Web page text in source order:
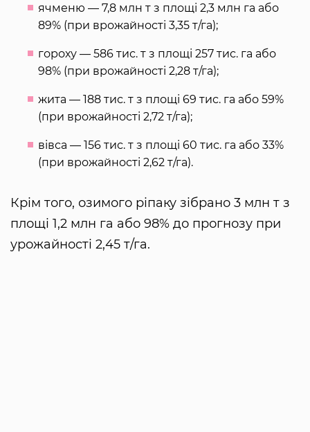
ячменю — 7,8 млн т з площі 2,3 млн га або
89% (при врожайності 3,35 т/га);
гороху — 586 тис. т з площі 257 тис. га або
98% (при врожайності 2,28 т/га);
жита — 188 тис. т з площі 69 тис. га або 59%
(при врожайності 2,72 т/га);
вівса — 156 тис. т з площі 60 тис. га або 33%
(при врожайності 2,62 т/га).
Крім того, озимого ріпаку зібрано 3 млн т з
площі 1,2 млн га або 98% до прогнозу при
урожайності 2,45 т/га.